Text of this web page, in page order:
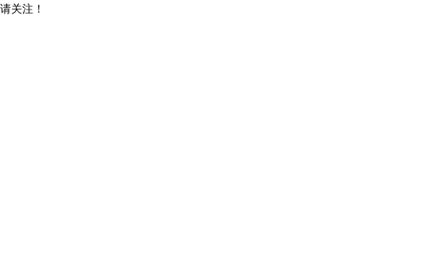
关注！